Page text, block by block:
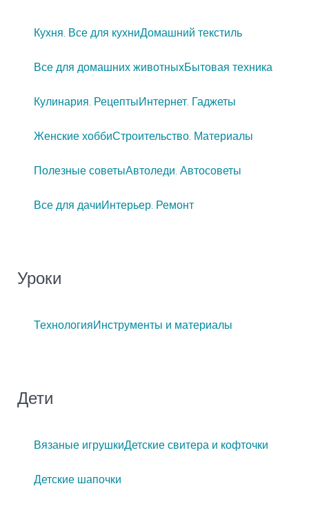
Кухня. Все для кухниДомашний текстиль
Все для домашних животныхБытовая техника
Кулинария. РецептыИнтернет. Гаджеты
Женские хоббиСтроительство. Материалы
Полезные советыАвтоледи. Автосоветы
Все для дачиИнтерьер. Ремонт
Уроки
ТехнологияИнструменты и материалы
Дети
Вязаные игрушкиДетские свитера и кофточки
Детские шапочки